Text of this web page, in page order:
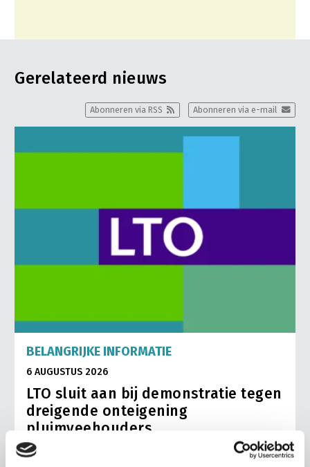
Gerelateerd nieuws
Abonneren via e-mail
Abonneren via RSS
BELANGRIJKE INFORMATIE
6 AUGUSTUS 2026
LTO sluit aan bij demonstratie tegen
dreigende onteigening
pluimveehouders
ZLTO, LLTB, LTO Noord en LTO Nederland roepen hun